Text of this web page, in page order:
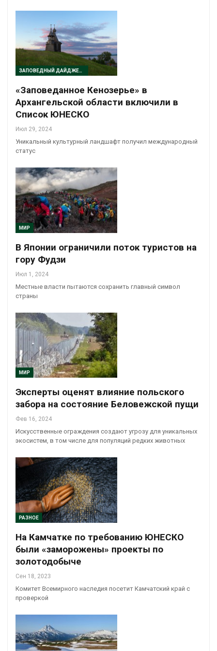
ЗАПОВЕДНЫЙ ДАЙДЖЕСТ
«Заповеданное Кенозерье» в
Архангельской области включили в
Список ЮНЕСКО
Июл 29, 2024
Уникальный культурный ландшафт получил международный
статус
МИР
В Японии ограничили поток туристов на
гору Фудзи
Июл 1, 2024
Местные власти пытаются сохранить главный символ
страны
МИР
Эксперты оценят влияние польского
забора на состояние Беловежской пущи
Фев 16, 2024
Искусственные ограждения создают угрозу для уникальных
экосистем, в том числе для популяций редких животных
РАЗНОЕ
На Камчатке по требованию ЮНЕСКО
были «заморожены» проекты по
золотодобыче
Сен 18, 2023
Комитет Всемирного наследия посетит Камчатский край с
проверкой